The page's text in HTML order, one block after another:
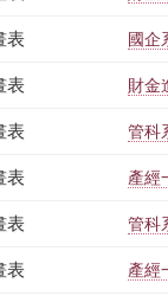
表 國企
表 財金
表 管科
表 產經
表 管科
表 產經